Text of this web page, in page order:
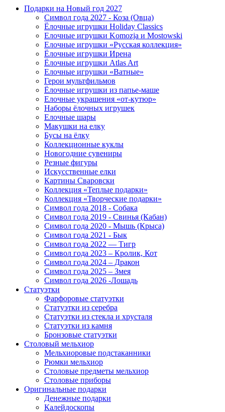
Подарки на Новый год 2027
Символ года 2027 - Коза (Овца)
Ёлочные игрушки Holiday Classics
Елочные игрушки Komozja и Mostowski
Елочные игрушки «Русская коллекция»
Ёлочные игрушки Ирена
Ёлочные игрушки Atlas Art
Елочные игрушки «Ватные»
Герои мультфильмов
Ёлочные игрушки из папье-маше
Елочные украшения «от-кутюр»
Наборы ёлочных игрушек
Елочные шары
Макушки на елку
Бусы на ёлку
Коллекционные куклы
Новогодние сувениры
Резные фигуры
Искусственные елки
Картины Сваровски
Коллекция «Теплые подарки»
Коллекция «Творческие подарки»
Символ года 2018 - Собака
Символ года 2019 - Свинья (Кабан)
Символ года 2020 - Мышь (Крыса)
Символ года 2021 - Бык
Символ года 2022 — Тигр
Символ года 2023 – Кролик, Кот
Символ года 2024 – Дракон
Символ года 2025 – Змея
Символ года 2026 -Лошадь
Статуэтки
Фарфоровые статуэтки
Статуэтки из серебра
Статуэтки из стекла и хрусталя
Статуэтки из камня
Бронзовые статуэтки
Столовый мельхиор
Мельхиоровые подстаканники
Рюмки мельхиор
Столовые предметы мельхиор
Столовые приборы
Оригинальные подарки
Денежные подарки
Калейдоскопы